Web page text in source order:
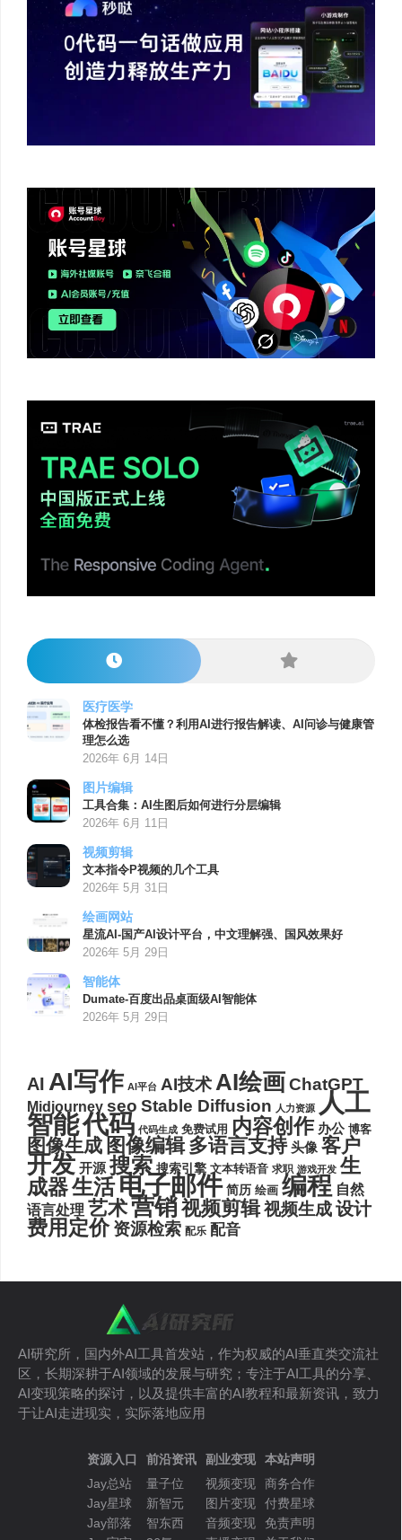
医疗医学
体检报告看不懂？利用AI进行报告解读、AI问诊与健康管
理怎么选
2026年 6月 14日
图片编辑
工具合集：AI生图后如何进行分层编辑
2026年 6月 11日
视频剪辑
文本指令P视频的几个工具
2026年 5月 31日
绘画网站
星流AI-国产AI设计平台，中文理解强、国风效果好
2026年 5月 29日
智能体
Dumate-百度出品桌面级AI智能体
2026年 5月 29日
AI AI写作 AI平台 AI技术AI绘画ChatGPT
Midjourney seo Stable Diffusion 人力资源 人工
智能代码 代码生成 免费试用 内容创作 办公 博客
图像生成 图像编辑 多语言支持 头像 客户
开发 开源 搜索 搜索引擎 文本转语音 求职 游戏开发 生
成器生活电子邮件 简历 绘画 编程 自然
语言处理 艺术营销视频剪辑视频生成设计
费用定价 资源检索 配乐 配音
AI研究所，国内外AI工具首发站，作为权威的AI垂直类交流社
区，长期深耕于AI领域的发展与研究；专注于AI工具的分享、
AI变现策略的探讨，以及提供丰富的AI教程和最新资讯，致力
于让AI走进现实，实际落地应用
资源入口
Jay总站
Jay星球
Jay部落
前沿资讯
量子位
新智元
智东西
副业变现
视频变现
图片变现
音频变现
本站声明
商务合作
付费星球
免责声明